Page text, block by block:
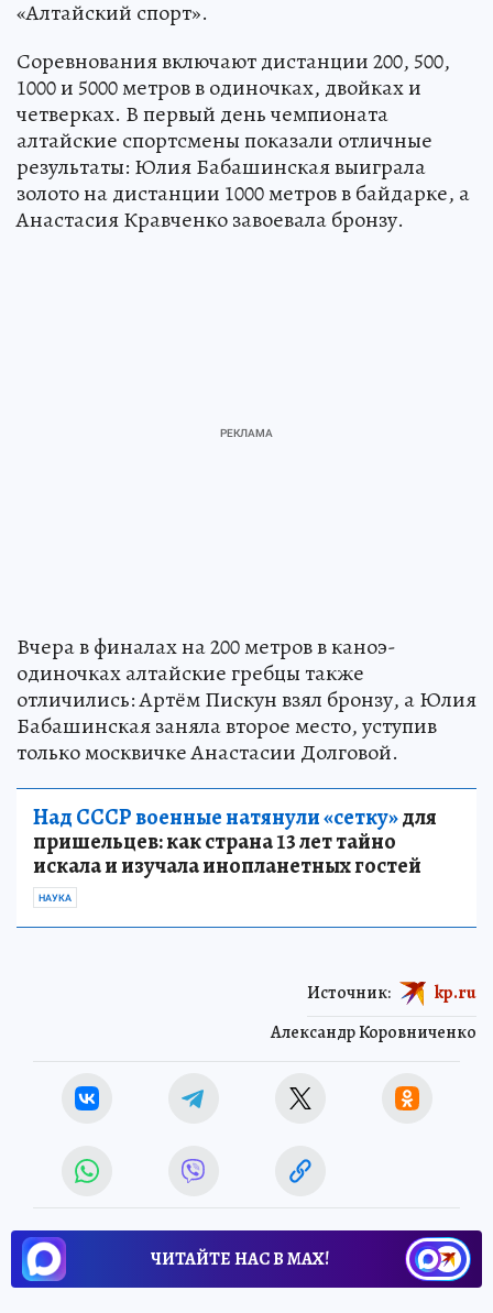
«Алтайский спорт».
Соревнования включают дистанции 200, 500,
1000 и 5000 метров в одиночках, двойках и
четверках. В первый день чемпионата
алтайские спортсмены показали отличные
результаты: Юлия Бабашинская выиграла
золото на дистанции 1000 метров в байдарке, а
Анастасия Кравченко завоевала бронзу.
Вчера в финалах на 200 метров в каноэ-
одиночках алтайские гребцы также
отличились: Артём Пискун взял бронзу, а Юлия
Бабашинская заняла второе место, уступив
только москвичке Анастасии Долговой.
Над СССР военные натянули «сетку»для
пришельцев: как страна 13 лет тайно
искала и изучала инопланетных гостей
НАУКА
Александр Коровниченко
Источник: kp.ru
ЧИТАЙТЕ НАС В МАХ!